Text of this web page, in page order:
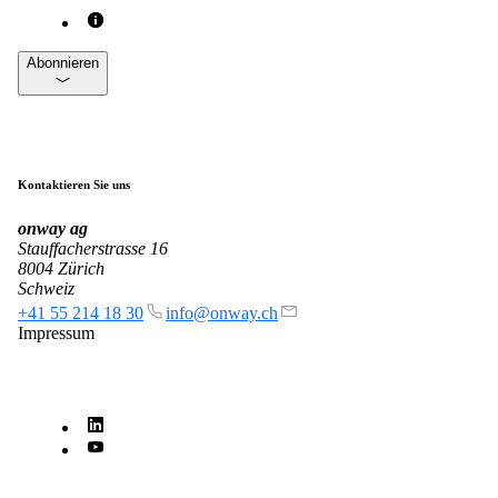
Produkte
Referenzen
Abonnieren
Kontaktieren Sie uns
onway ag
Stauffacherstrasse 16
8004 Zürich
Schweiz
+41 55 214 18 30
info@onway.ch
Impressum